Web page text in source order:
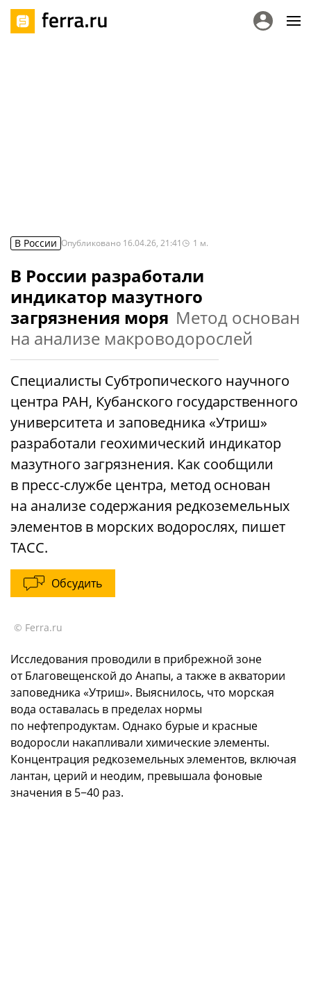
В России Опубликовано 16.04.26, 21:41 1 м.
В России разработали
индикатор мазутного
загрязнения моря Метод основан
на анализе макроводорослей
Специалисты Субтропического научного
центра РАН, Кубанского государственного
университета и заповедника «Утриш»
разработали геохимический индикатор
мазутного загрязнения. Как сообщили
в пресс-службе центра, метод основан
на анализе содержания редкоземельных
элементов в морских водорослях, пишет
ТАСС.
Обсудить
© Ferra.ru
Исследования проводили в прибрежной зоне
от Благовещенской до Анапы, а также в акватории
заповедника «Утриш». Выяснилось, что морская
вода оставалась в пределах нормы
по нефтепродуктам. Однако бурые и красные
водоросли накапливали химические элементы.
Концентрация редкоземельных элементов, включая
лантан, церий и неодим, превышала фоновые
значения в 5−40 раз.